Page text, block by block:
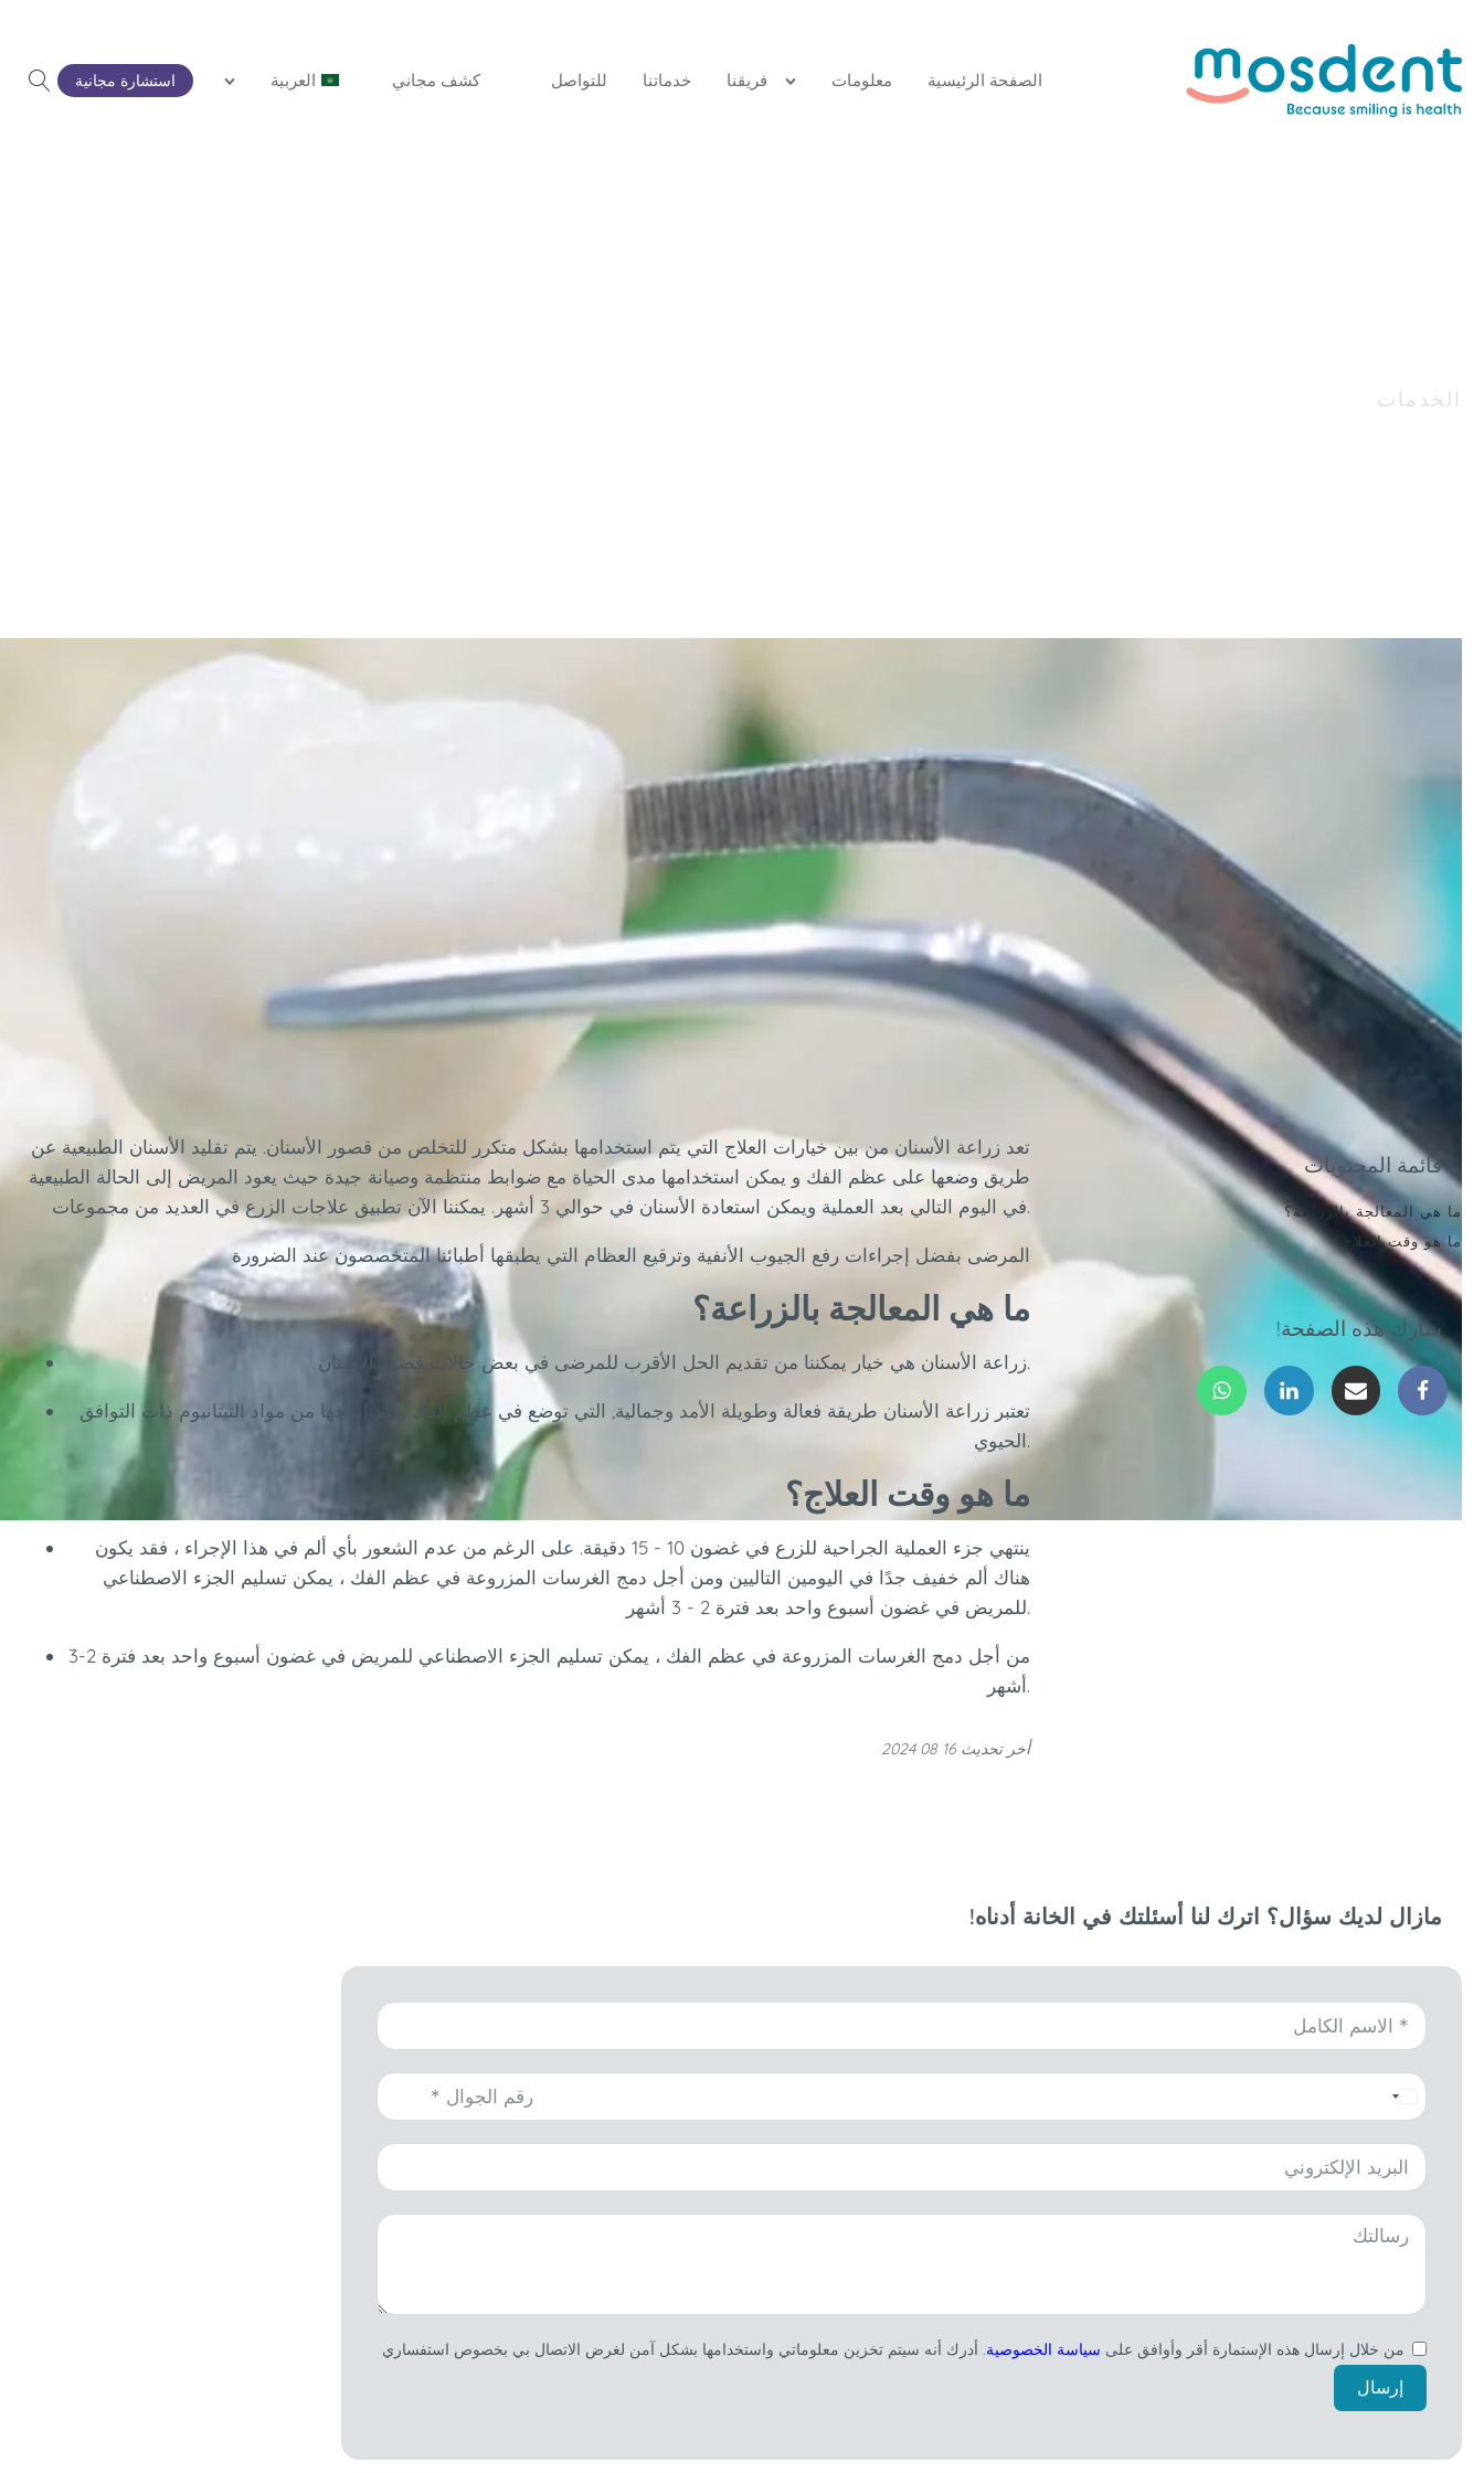
الصفحة الرئيسية معلومات فريقنا خدماتنا للتواصل كشف مجاني العربية استشارة مجانية
الخدمات
قائمة المحتويات
ما هي المعالجة بالزراعة؟
ما هو وقت العلاج؟
شارك هذه الصفحة!
تعد زراعة الأسنان من بين خيارات العلاج التي يتم استخدامها بشكل متكرر للتخلص من قصور الأسنان. يتم تقليد الأسنان الطبيعية عن
طريق وضعها على عظم الفك و يمكن استخدامها مدى الحياة مع ضوابط منتظمة وصيانة جيدة حيث يعود المريض إلى الحالة الطبيعية
في اليوم التالي بعد العملية ويمكن استعادة الأسنان في حوالي 3 أشهر. يمكننا الآن تطبيق علاجات الزرع في العديد من مجموعات.
المرضى بفضل إجراءات رفع الجيوب الأنفية وترقيع العظام التي يطبقها أطبائنا المتخصصون عند الضرورة
ما هي المعالجة بالزراعة؟
زراعة الأسنان هي خيار يمكننا من تقديم الحل الأقرب للمرضى في بعض حالات قصور الأسنان.
تعتبر زراعة الأسنان طريقة فعالة وطويلة الأمد وجمالية, التي توضع في عظم الفك ويتم إنتاجها من مواد التيتانيوم ذات التوافق
الحيوي.
ما هو وقت العلاج؟
ينتهي جزء العملية الجراحية للزرع في غضون 10 - 15 دقيقة. على الرغم من عدم الشعور بأي ألم في هذا الإجراء ، فقد يكون
هناك ألم خفيف جدًا في اليومين التاليين ومن أجل دمج الغرسات المزروعة في عظم الفك ، يمكن تسليم الجزء الاصطناعي
للمريض في غضون أسبوع واحد بعد فترة 2 - 3 أشهر.
من أجل دمج الغرسات المزروعة في عظم الفك ، يمكن تسليم الجزء الاصطناعي للمريض في غضون أسبوع واحد بعد فترة 2-3
أشهر.
أخر تحديث 16 08 2024
مازال لديك سؤال؟ اترك لنا أسئلتك في الخانة أدناه!
من خلال إرسال هذه الإستمارة أقر وأوافق على سياسة الخصوصية. أدرك أنه سيتم تخزين معلوماتي واستخدامها بشكل آمن لغرض الاتصال بي بخصوص استفساري
إرسال